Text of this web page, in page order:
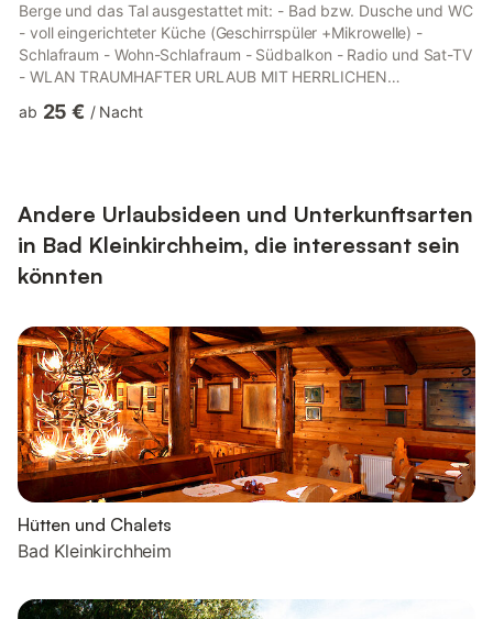
Berge und das Tal ausgestattet mit: - Bad bzw. Dusche und WC
- voll eingerichteter Küche (Geschirrspüler +Mikrowelle) -
Schlafraum - Wohn-Schlafraum - Südbalkon - Radio und Sat-TV
- WLAN TRAUMHAFTER URLAUB MIT HERRLICHEN
Sie in unserer herrlichen Heimat Bad Kleinkirchheim Ihre
richtige Angebot für Sie. Der Gutzinger...
ab 25 € / Nacht
Andere Urlaubsideen und Unterkunftsarten
in Bad Kleinkirchheim, die interessant sein
könnten
Hütten und Chalets
Bad Kleinkirchheim